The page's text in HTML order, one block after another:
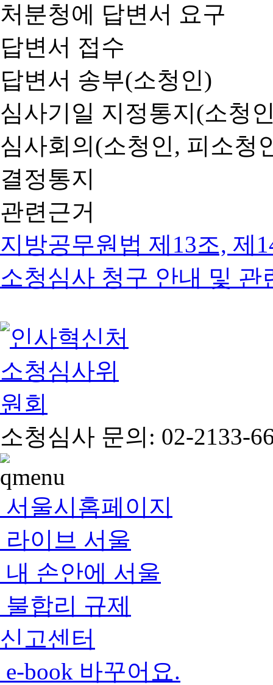
처분청에 답변서 요구
답변서 접수
답변서 송부(소청인)
심사기일 지정통지(소청
심사회의(소청인, 피소청
결정통지
관련근거
지방공무원법 제13조, 제
소청심사 청구 안내 및 관
소청심사 문의: 02-2133-
서울시홈페이지
라이브 서울
내 손안에 서울
불합리 규제
신고센터
e-book 바꾸어요.